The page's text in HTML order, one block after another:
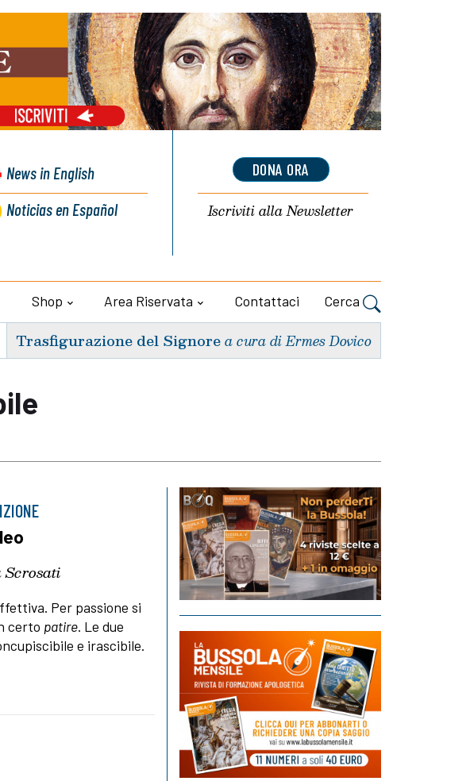
Newsin English
Noticiasen Español
DONA ORA
Iscriviti allaNewsletter
Shop Area Riservata Contattaci Cerca
Trasfigurazione del Signorea cura di Ermes Dovico
Scrosati
Per passione si
certo patire. Le due
e irascibile.